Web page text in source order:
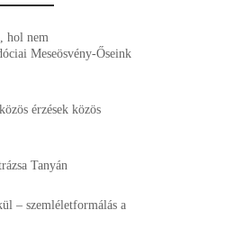
hol nem
Meseösvény-Őseink
érzések közös
Tanyán
– szemléletformálás a